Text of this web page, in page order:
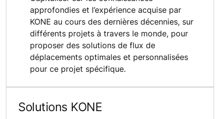
approfondies et l’expérience acquise par
KONE au cours des dernières décennies, sur
différents projets à travers le monde, pour
proposer des solutions de flux de
déplacements optimales et personnalisées
pour ce projet spécifique.
Solutions KONE